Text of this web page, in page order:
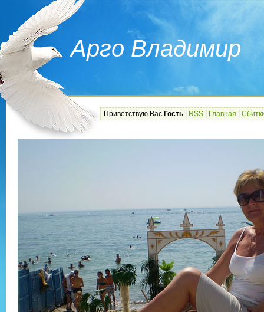
Арго Владимир
Приветствую Вас Гость RSS Главная